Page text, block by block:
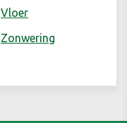
Vloer
Zonwering